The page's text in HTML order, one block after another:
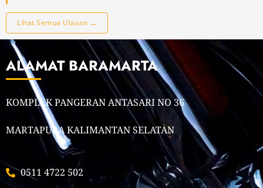
Lihat Semua Ulasan →
ALAMAT BARAMARTA
KOMPLEK PANGERAN ANTASARI NO 36
MARTAPURA KALIMANTAN SELATAN
0511 4722 502